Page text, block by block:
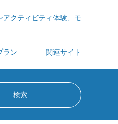
クティビティ体験、モ
ラン 関連サイト